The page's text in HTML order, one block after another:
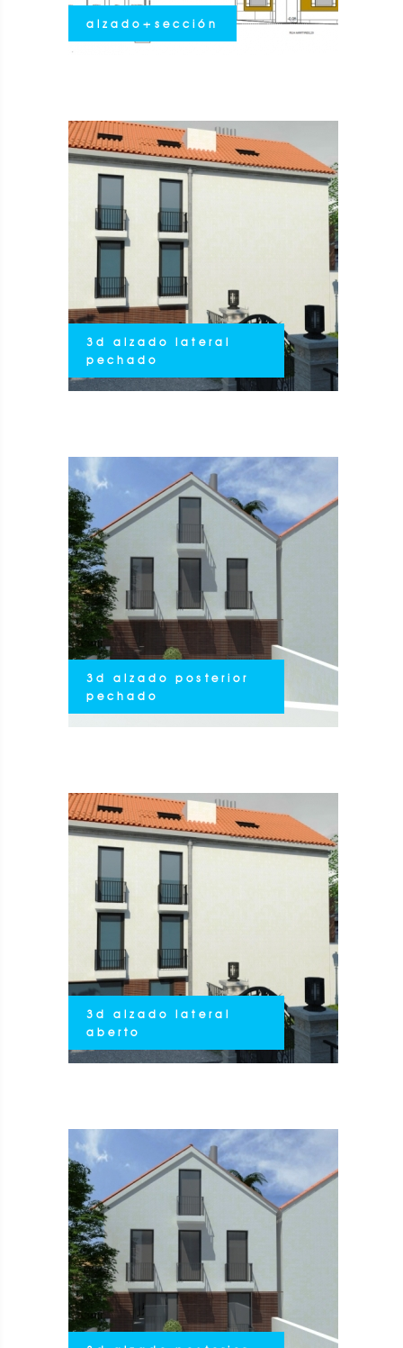
alzado+sección
3d alzado lateral
pechado
3d alzado posterior
pechado
3d alzado lateral
aberto